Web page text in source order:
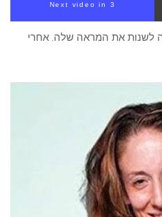
Next video in 2
לשנות את המראה שלה. אחרי